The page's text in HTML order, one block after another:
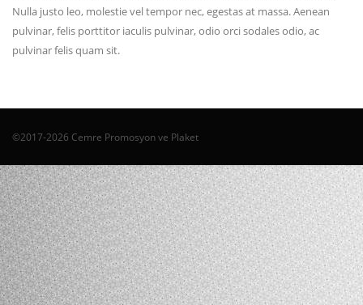
Nulla justo leo, molestie vel tempor nec, egestas at massa. Aenean
pulvinar, felis porttitor iaculis pulvinar, odio orci sodales odio, ac
pulvinar felis quam sit.
©2017-2026 Cemre Promosyon ve Plaket